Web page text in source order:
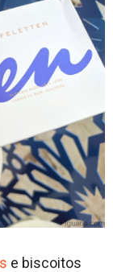
e biscoitos